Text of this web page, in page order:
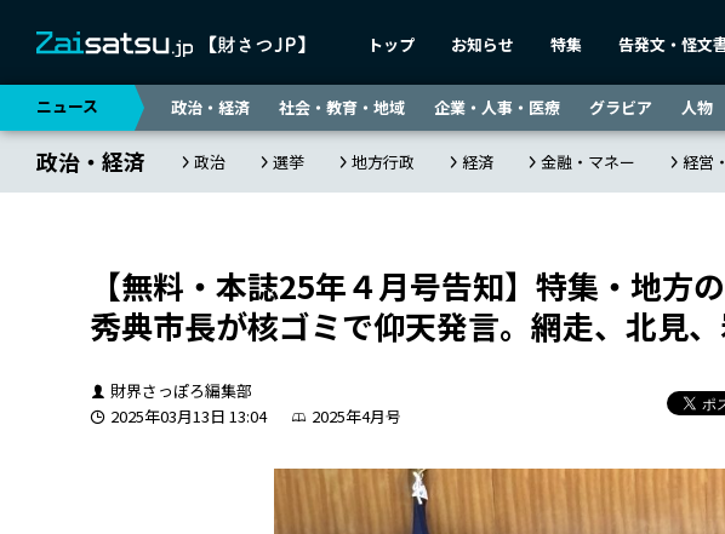
トップ お知らせ 特集 告発文・怪文
ニュース 政治・経済 社会・教育・地域 企業・人事・医療 グラビア 人物
政治・経済 政治 選挙 地方行政 経済 金融・マネー 経営
【無料・本誌25年４月号告知】特集・地方
秀典市長が核ゴミで仰天発言。網走、北見
財界さっぽろ編集部
2025年03月13日 13:04
2025年4月号